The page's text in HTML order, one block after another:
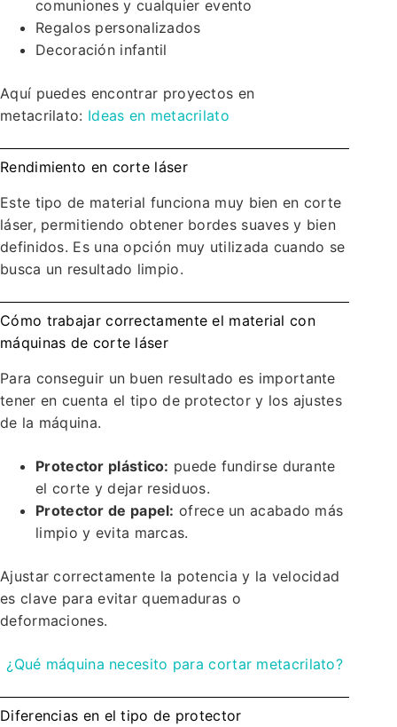
comuniones y cualquier evento
Regalos personalizados
Decoración infantil
Aquí puedes encontrar proyectos en
metacrilato: Ideas en metacrilato
Rendimiento en corte láser
Este tipo de material funciona muy bien en corte
láser, permitiendo obtener bordes suaves y bien
definidos. Es una opción muy utilizada cuando se
busca un resultado limpio.
Cómo trabajar correctamente el material con
máquinas de corte láser
Para conseguir un buen resultado es importante
tener en cuenta el tipo de protector y los ajustes
de la máquina.
Protector plástico: puede fundirse durante
el corte y dejar residuos.
Protector de papel: ofrece un acabado más
limpio y evita marcas.
Ajustar correctamente la potencia y la velocidad
es clave para evitar quemaduras o
deformaciones.
¿Qué máquina necesito para cortar metacrilato?
Diferencias en el tipo de protector